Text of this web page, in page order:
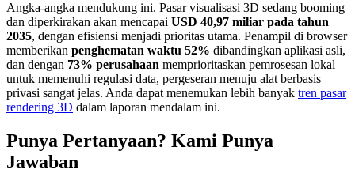
Angka-angka mendukung ini. Pasar visualisasi 3D sedang booming
dan diperkirakan akan mencapai USD 40,97 miliar pada tahun
2035, dengan efisiensi menjadi prioritas utama. Penampil di browser
memberikan penghematan waktu 52% dibandingkan aplikasi asli,
dan dengan 73% perusahaan memprioritaskan pemrosesan lokal
untuk memenuhi regulasi data, pergeseran menuju alat berbasis
privasi sangat jelas. Anda dapat menemukan lebih banyak tren pasar
rendering 3D dalam laporan mendalam ini.
Punya Pertanyaan? Kami Punya
Jawaban